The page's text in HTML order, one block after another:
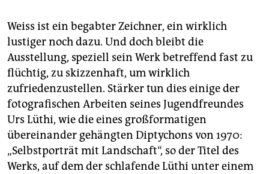
Weiss ist ein begabter Zeichner, ein wirklich
lustiger noch dazu. Und doch bleibt die
Ausstellung, speziell sein Werk betreffend fast zu
flüchtig, zu skizzenhaft, um wirklich
zufriedenzustellen. Stärker tun dies einige der
fotografischen Arbeiten seines Jugendfreundes
Urs Lüthi, wie die eines großformatigen
übereinander gehängten Diptychons von 1970:
„Selbstporträt mit Landschaft“, so der Titel des
Werks, auf dem der schlafende Lüthi unter einem